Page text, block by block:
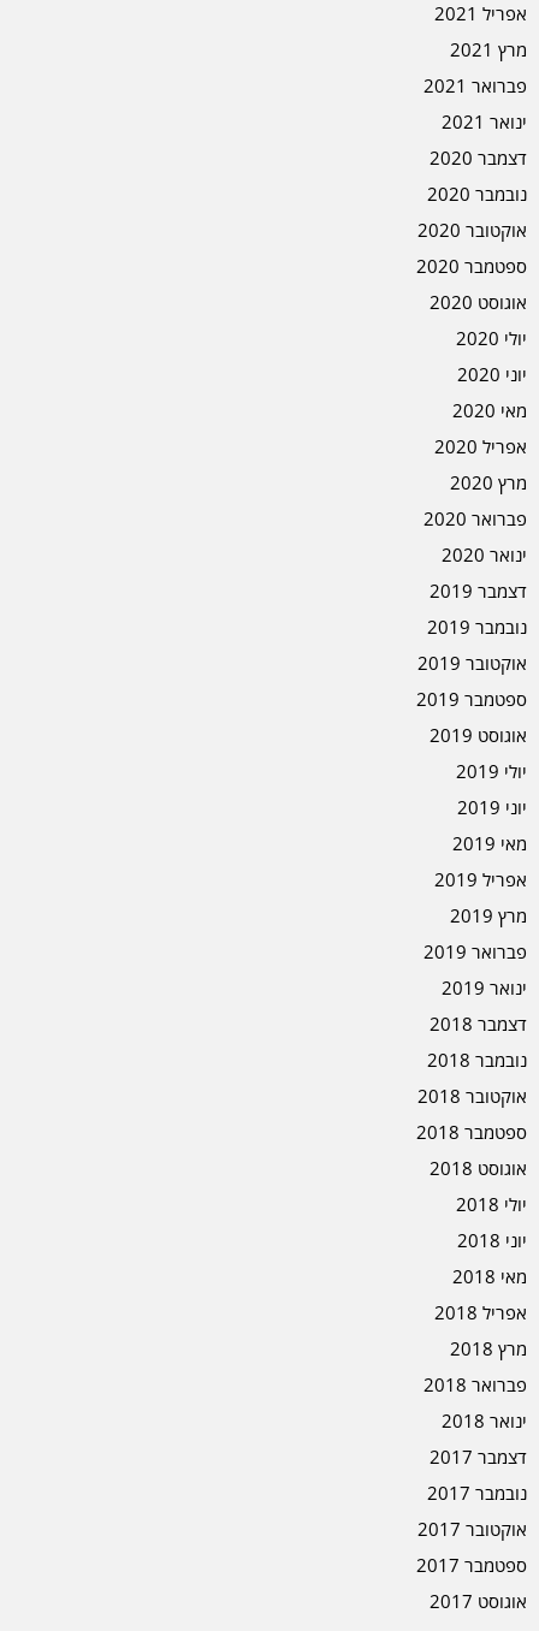
אפריל 2021
מרץ 2021
פברואר 2021
ינואר 2021
דצמבר 2020
נובמבר 2020
אוקטובר 2020
ספטמבר 2020
אוגוסט 2020
יולי 2020
יוני 2020
מאי 2020
אפריל 2020
מרץ 2020
פברואר 2020
ינואר 2020
דצמבר 2019
נובמבר 2019
אוקטובר 2019
ספטמבר 2019
אוגוסט 2019
יולי 2019
יוני 2019
מאי 2019
אפריל 2019
מרץ 2019
פברואר 2019
ינואר 2019
דצמבר 2018
נובמבר 2018
אוקטובר 2018
ספטמבר 2018
אוגוסט 2018
יולי 2018
יוני 2018
מאי 2018
אפריל 2018
מרץ 2018
פברואר 2018
ינואר 2018
דצמבר 2017
נובמבר 2017
אוקטובר 2017
ספטמבר 2017
אוגוסט 2017